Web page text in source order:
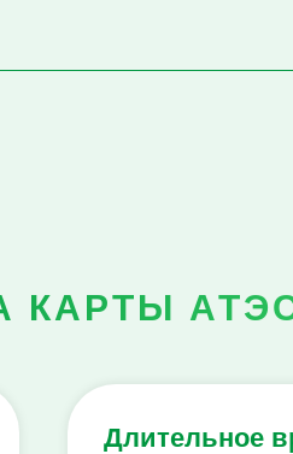
КАРТЫ
Длительное